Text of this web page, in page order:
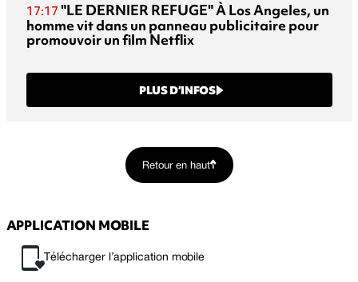
17:17 "LE DERNIER REFUGE"À Los Angeles, un
homme vit dans un panneau publicitaire pour
promouvoir un film Netflix
PLUS D’INFOS
Retour en haut
APPLICATION MOBILE
Télécharger l’application mobile